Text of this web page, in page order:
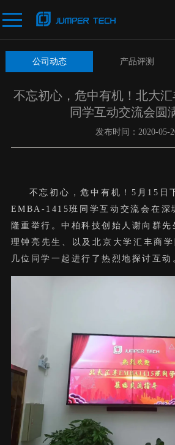
公司动态 产品评测
不忘初心，危中有机！北大汇
同学互动交流会圆
发布时间：2020-05-
不忘初心，危中有机！5月15日
EMBA-1415班同学互动交流会在深
隆重举行。中柏科技创始人谢向群
理钟亮先生、以及北京大学汇丰商
几位同学一起进行了热烈地探讨互动